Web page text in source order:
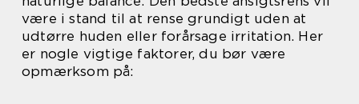
være i stand til at rense grundigt uden at
udtørre huden eller forårsage irritation. Her
er nogle vigtige faktorer, du bør være
opmærksom på: